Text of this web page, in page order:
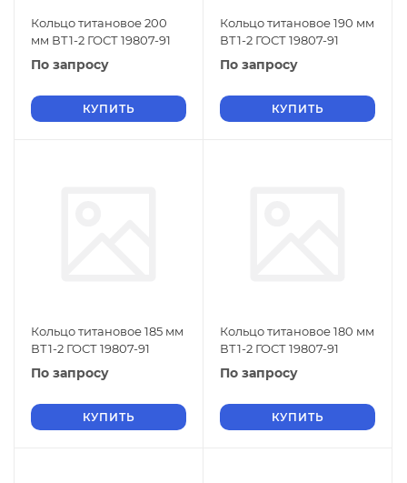
Кольцо титановое 200
мм ВТ1-2 ГОСТ 19807-91
По запросу
КУПИТЬ
Кольцо титановое 190 мм
ВТ1-2 ГОСТ 19807-91
По запросу
КУПИТЬ
Кольцо титановое 185 мм
ВТ1-2 ГОСТ 19807-91
По запросу
КУПИТЬ
Кольцо титановое 180 мм
ВТ1-2 ГОСТ 19807-91
По запросу
КУПИТЬ